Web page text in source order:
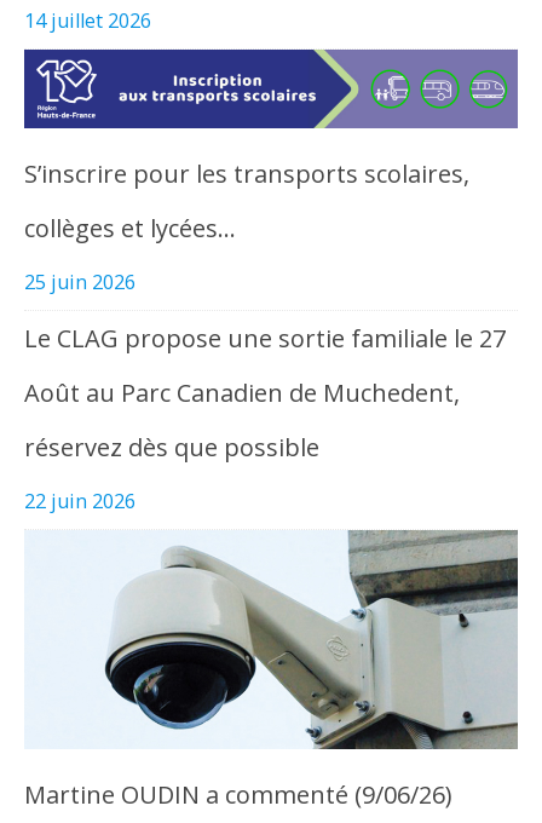
14 juillet 2026
S’inscrire pour les transports scolaires,
collèges et lycées…
25 juin 2026
Le CLAG propose une sortie familiale le 27
Août au Parc Canadien de Muchedent,
réservez dès que possible
22 juin 2026
Martine OUDIN a commenté (9/06/26)